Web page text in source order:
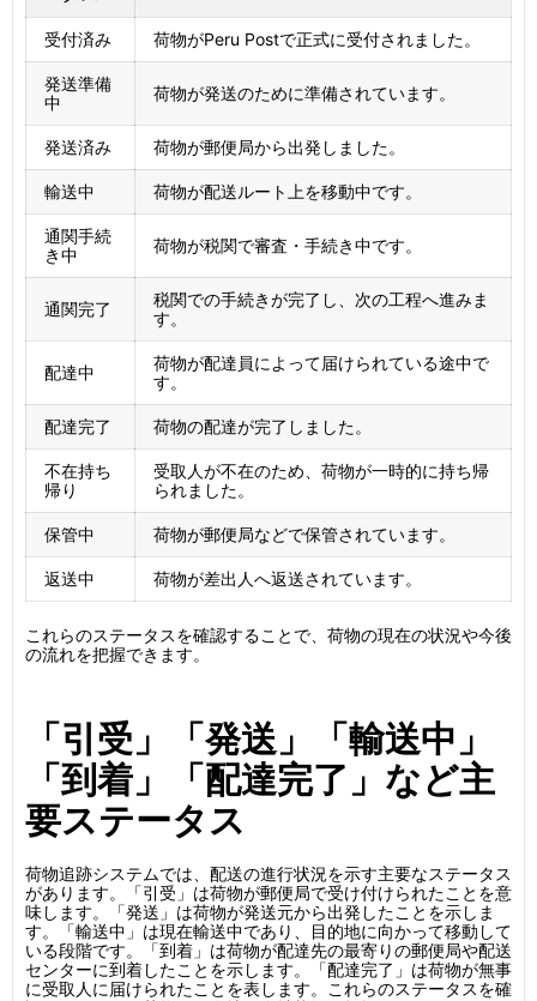
受付済み 荷物がPeru Postで正式に受付されました。
発送準備
中
荷物が発送のために準備されています。
発送済み 荷物が郵便局から出発しました。
輸送中 荷物が配送ルート上を移動中です。
通関手続
き中
荷物が税関で審査・手続き中です。
通関完了
税関での手続きが完了し、次の工程へ進みま
す。
配達中
荷物が配達員によって届けられている途中で
す。
配達完了 荷物の配達が完了しました。
不在持ち
帰り
受取人が不在のため、荷物が一時的に持ち帰
られました。
保管中 荷物が郵便局などで保管されています。
返送中 荷物が差出人へ返送されています。
これらのステータスを確認することで、荷物の現在の状況や今後
の流れを把握できます。
「引受」「発送」「輸送中」
「到着」「配達完了」など主
要ステータス
荷物追跡システムでは、配送の進行状況を示す主要なステータス
があります。「引受」は荷物が郵便局で受け付けられたことを意
味します。「発送」は荷物が発送元から出発したことを示しま
す。「輸送中」は現在輸送中であり、目的地に向かって移動して
いる段階です。「到着」は荷物が配達先の最寄りの郵便局や配送
センターに到着したことを示します。「配達完了」は荷物が無事
に受取人に届けられたことを表します。これらのステータスを確